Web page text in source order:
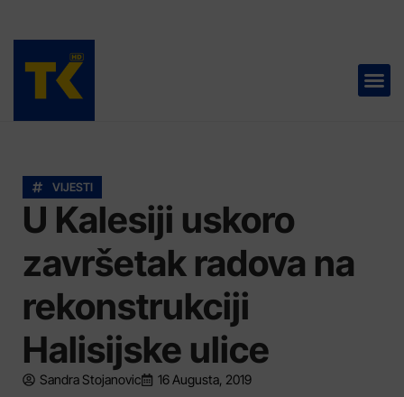
VIJESTI
U Kalesiji uskoro
završetak radova na
rekonstrukciji
Halisijske ulice
Sandra Stojanovic 16 Augusta, 2019